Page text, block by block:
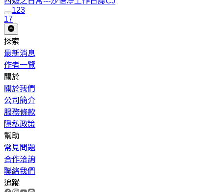
123
17
探索
最新消息
作者一覽
關於
關於我們
公司簡介
服務條款
隱私政策
幫助
常見問題
合作洽詢
聯絡我們
追蹤